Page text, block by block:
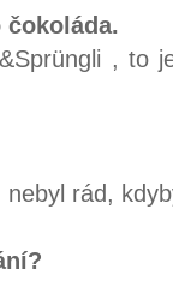
čokoláda.
, to
rád,